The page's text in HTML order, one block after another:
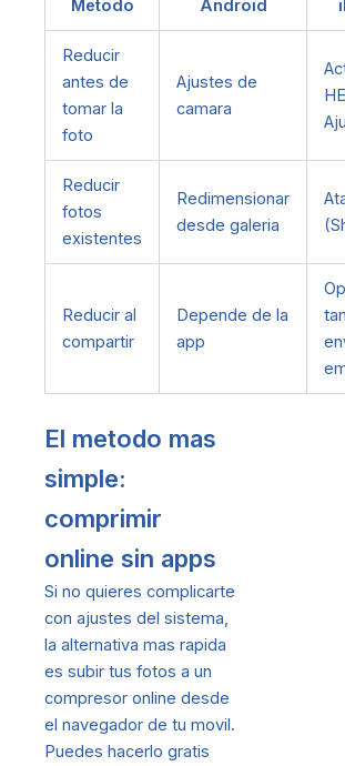
Metodo Android
Reducir
antes de
tomar la
foto
Ajustes de
camara
Reducir
fotos
existentes
Redimensionar
desde galeria
Reducir al
compartir
Depende de la
app
El metodo mas
simple:
comprimir
online sin apps
Si no quieres complicarte
con ajustes del sistema,
la alternativa mas rapida
es subir tus fotos a un
compresor online desde
el navegador de tu movil.
Puedes hacerlo gratis